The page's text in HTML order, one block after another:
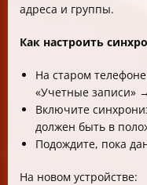
адреса и группы.
Как настроить
На старом
«Учетные записи»
Включите
должен быть в
Подождите, пока
На новом устройстве: